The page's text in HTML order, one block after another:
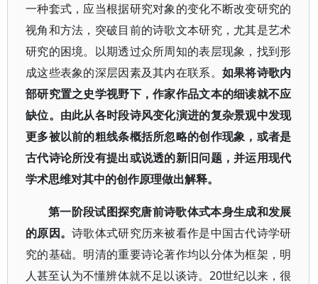
一种套式，应当根据研究对象的变化不断改变研究的
视角和方法，突破目前的诗歌文本研究，尤其是艺术
研究的困境。以期透过众所周知的表层现象，找到形
成这些表象的深层因素及其内在联系。 如果将诗歌内
部研究置之史学视野下，作家作品文本的细读就不应
缺位。由此从各时段诗风变化演进的复杂景观中发现
更多被以前的粗线条概括所忽略的创作现象，或者是
古代诗论所没有提出或说透的新旧问题，并运用现代
学术思维对其中的创作原理做出解释。
第一阶段试图探究唐前诗歌体式本身生成和发展
的原因。诗歌体式研究历来被看作是中国古代诗学研
究的基础。明清的重要诗论著作均以分体为框架，明
人甚至认为不懂辨体就不足以谈诗。20世纪以来，很